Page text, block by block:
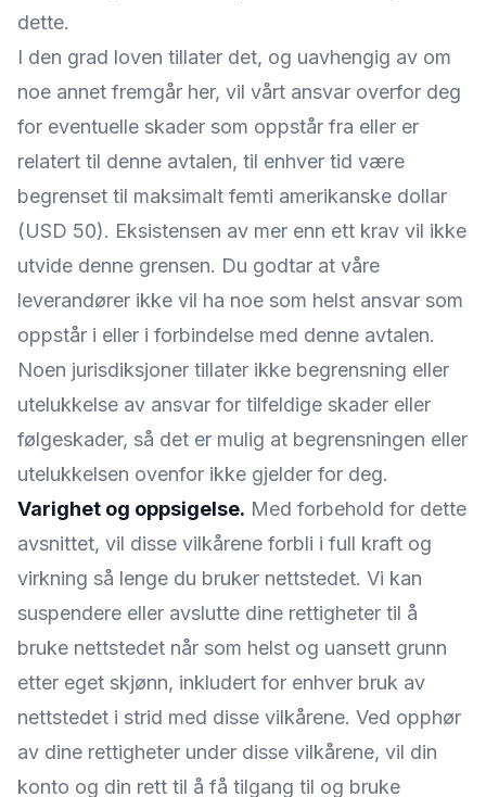
dette.
I den grad loven tillater det, og uavhengig av om
noe annet fremgår her, vil vårt ansvar overfor deg
for eventuelle skader som oppstår fra eller er
relatert til denne avtalen, til enhver tid være
begrenset til maksimalt femti amerikanske dollar
(USD 50). Eksistensen av mer enn ett krav vil ikke
utvide denne grensen. Du godtar at våre
leverandører ikke vil ha noe som helst ansvar som
oppstår i eller i forbindelse med denne avtalen.
Noen jurisdiksjoner tillater ikke begrensning eller
utelukkelse av ansvar for tilfeldige skader eller
følgeskader, så det er mulig at begrensningen eller
utelukkelsen ovenfor ikke gjelder for deg.
Varighet og oppsigelse. Med forbehold for dette
avsnittet, vil disse vilkårene forbli i full kraft og
virkning så lenge du bruker nettstedet. Vi kan
suspendere eller avslutte dine rettigheter til å
bruke nettstedet når som helst og uansett grunn
etter eget skjønn, inkludert for enhver bruk av
nettstedet i strid med disse vilkårene. Ved opphør
av dine rettigheter under disse vilkårene, vil din
konto og din rett til å få tilgang til og bruke